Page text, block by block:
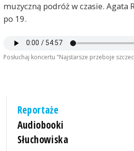
muzyczną podróż w czasie. Agata
po 19.
Posłuchaj koncertu "Najstarsze przeboje
Reportaże
Audiobooki
Słuchowiska